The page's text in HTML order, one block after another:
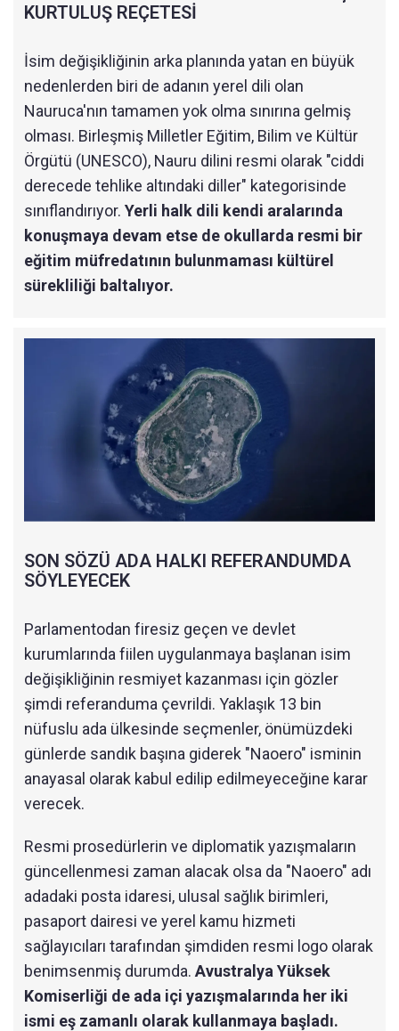
KURTULUŞ REÇETESİ
İsim değişikliğinin arka planında yatan en büyük
nedenlerden biri de adanın yerel dili olan
Nauruca'nın tamamen yok olma sınırına gelmiş
olması. Birleşmiş Milletler Eğitim, Bilim ve Kültür
Örgütü (UNESCO), Nauru dilini resmi olarak "ciddi
derecede tehlike altındaki diller" kategorisinde
sınıflandırıyor. Yerli halk dili kendi aralarında
konuşmaya devam etse de okullarda resmi bir
eğitim müfredatının bulunmaması kültürel
sürekliliği baltalıyor.
SON SÖZÜ ADA HALKI REFERANDUMDA
SÖYLEYECEK
Parlamentodan firesiz geçen ve devlet
kurumlarında fiilen uygulanmaya başlanan isim
değişikliğinin resmiyet kazanması için gözler
şimdi referanduma çevrildi. Yaklaşık 13 bin
nüfuslu ada ülkesinde seçmenler, önümüzdeki
günlerde sandık başına giderek "Naoero" isminin
anayasal olarak kabul edilip edilmeyeceğine karar
verecek.
Resmi prosedürlerin ve diplomatik yazışmaların
güncellenmesi zaman alacak olsa da "Naoero" adı
adadaki posta idaresi, ulusal sağlık birimleri,
pasaport dairesi ve yerel kamu hizmeti
sağlayıcıları tarafından şimdiden resmi logo olarak
benimsenmiş durumda. Avustralya Yüksek
Komiserliği de ada içi yazışmalarında her iki
ismi eş zamanlı olarak kullanmaya başladı.